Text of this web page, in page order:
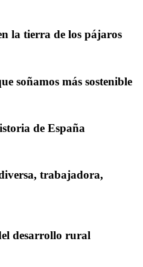
la tierra de los pájaros
soñamos más sostenible
de España
trabajadora,
desarrollo rural